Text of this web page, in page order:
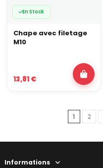
En Stock
Chape avec filetage
M10
13,81 €
1 2
Informations